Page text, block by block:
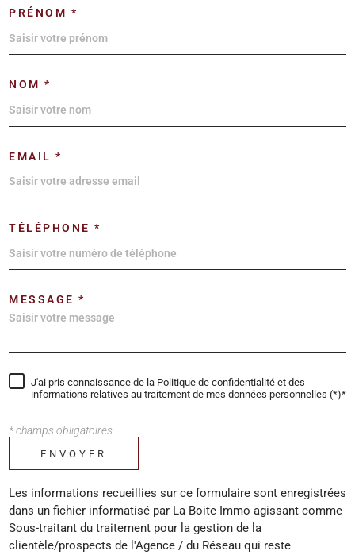
PRÉNOM *
NOM *
EMAIL *
TÉLÉPHONE *
MESSAGE *
J'ai pris connaissance de la Politique de confidentialité et des
informations relatives au traitement de mes données personnelles (*)*
* champs obligatoires
ENVOYER
Les informations recueillies sur ce formulaire sont enregistrées
dans un fichier informatisé par La Boite Immo agissant comme
Sous-traitant du traitement pour la gestion de la
clientèle/prospects de l'Agence / du Réseau qui reste